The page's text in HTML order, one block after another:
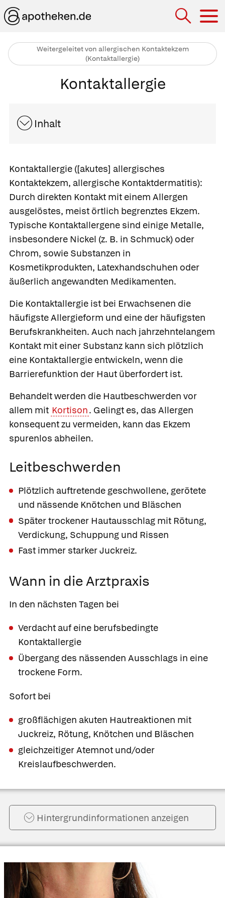
Weitergeleitet von allergischen Kontaktekzem
(Kontaktallergie)
Kontaktallergie
Inhalt
Kontaktallergie ([akutes] allergisches
Kontaktekzem, allergische Kontaktdermatitis):
Durch direkten Kontakt mit einem Allergen
ausgelöstes, meist örtlich begrenztes Ekzem.
Typische Kontaktallergene sind einige Metalle,
insbesondere Nickel (z. B. in Schmuck) oder
Chrom, sowie Substanzen in
Kosmetikprodukten, Latexhandschuhen oder
äußerlich angewandten Medikamenten.
Die Kontaktallergie ist bei Erwachsenen die
häufigste Allergieform und eine der häufigsten
Berufskrankheiten. Auch nach jahrzehntelangem
Kontakt mit einer Substanz kann sich plötzlich
eine Kontaktallergie entwickeln, wenn die
Barrierefunktion der Haut überfordert ist.
Behandelt werden die Hautbeschwerden vor
allem mit Kortison. Gelingt es, das Allergen
konsequent zu vermeiden, kann das Ekzem
spurenlos abheilen.
Leitbeschwerden
Plötzlich auftretende geschwollene, gerötete
und nässende Knötchen und Bläschen
Später trockener Hautausschlag mit Rötung,
Verdickung, Schuppung und Rissen
Fast immer starker Juckreiz.
Wann in die Arztpraxis
In den nächsten Tagen bei
Verdacht auf eine berufsbedingte
Kontaktallergie
Übergang des nässenden Ausschlags in eine
trockene Form.
Sofort bei
großflächigen akuten Hautreaktionen mit
Juckreiz, Rötung, Knötchen und Bläschen
gleichzeitiger Atemnot und/oder
Kreislaufbeschwerden.
Hintergrund­informationen anzeigen